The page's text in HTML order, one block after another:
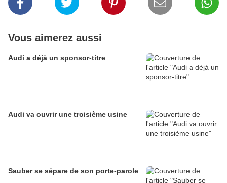
Vous aimerez aussi
Audi a déjà un sponsor-titre
Audi va ouvrir une troisième usine
Sauber se sépare de son porte-parole